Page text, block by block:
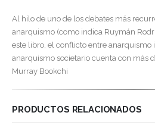
Al hilo de uno de los debates más
anarquismo (como indica Ruymán
este libro, el conflicto entre anarquismo
anarquismo societario cuenta con más
Murray Bookchi
PRODUCTOS RELACIONADOS